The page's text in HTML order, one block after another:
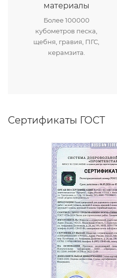
материалы
Более 100000
кубометров песка,
щебня, гравия, ПГС,
керамзита.
Сертификаты ГОСТ